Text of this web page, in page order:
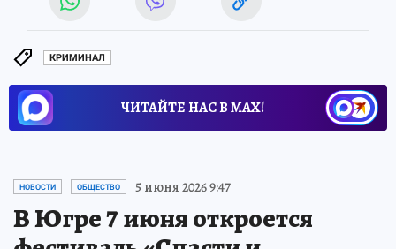
КРИМИНАЛ
ЧИТАЙТЕ НАС В МАХ!
НОВОСТИ ОБЩЕСТВО 5 июня 2026 9:47
В Югре 7 июня откроется